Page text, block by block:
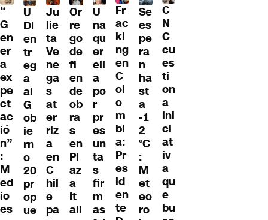
“
G
en
er
a
ex
pe
ct
ac
ió
n”
:
M
ed
io
es
U
DI
en
tr
eg
a
al
G
ob
ie
rn
o
20
pr
op
ue
Ju
lie
ta
Ve
ne
ga
s
at
er
riz
a
en
C
hil
e
pa
Or
re
go
de
fi
en
de
ob
ra
s
en
Pl
az
a
It
ali
U
na
qu
er
ell
a
po
r
pr
es
un
ta
s
fir
m
as
Fr
ac
ki
ng
en
C
ol
o
m
bi
a:
Pr
es
id
en
te
Se
es
pe
ra
n
ha
st
a
-1
2
°C
:
M
et
eo
ro
C
N
C
cu
es
ti
on
a
ini
ci
at
iv
a
qu
e
bu